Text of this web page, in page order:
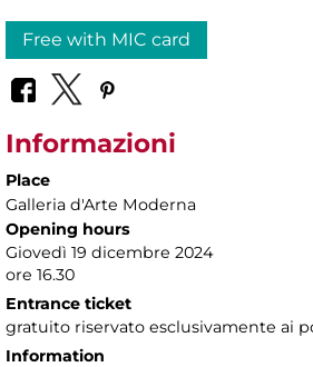
Free with MIC card
Informazioni
Place
Galleria d'Arte Moderna
Opening hours
Giovedì 19 dicembre 2024
ore 16.30
Entrance ticket
gratuito riservato esclusivamente ai
Information